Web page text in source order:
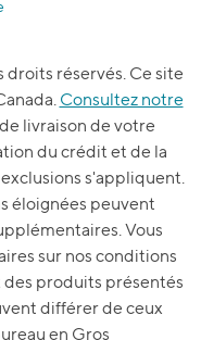
droits réservés. Ce site
Consultez notre
livraison de votre
du crédit et de la
s'appliquent.
éloignées peuvent
Vous
sur nos conditions
des produits présentés
différer de ceux
en Gros